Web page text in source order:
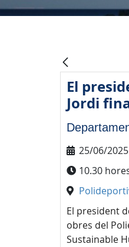
El
Jordi
25/06/2025
10.30
El president
obres del
Sustainable